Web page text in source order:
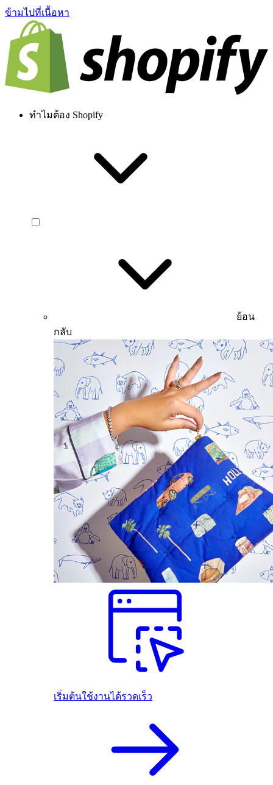
ข้ามไปที่เนื้อหา
ทำไมต้อง Shopify
ย้อน
กลับ
เริ่มต้นใช้งานได้รวดเร็ว